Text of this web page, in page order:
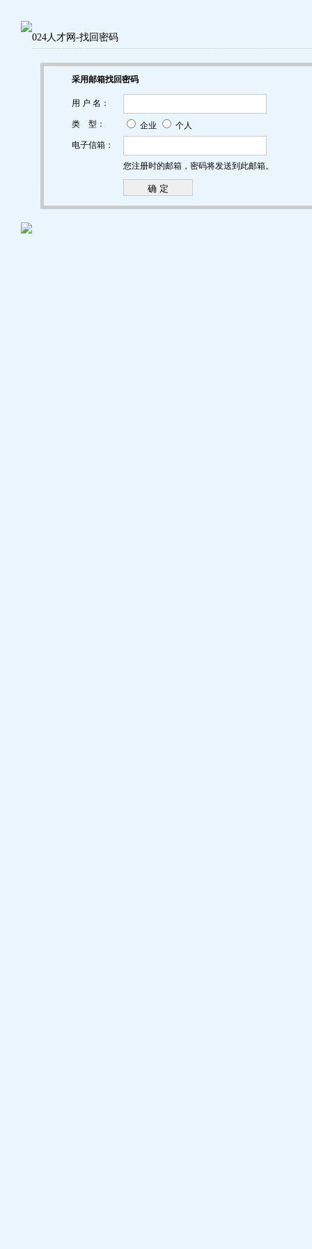
024人才网-找回密码
采用邮箱找回密码
用 户 名：
类 型： 企业
个人
电子信箱：
您注册时的邮箱，密码将发送到此邮箱。